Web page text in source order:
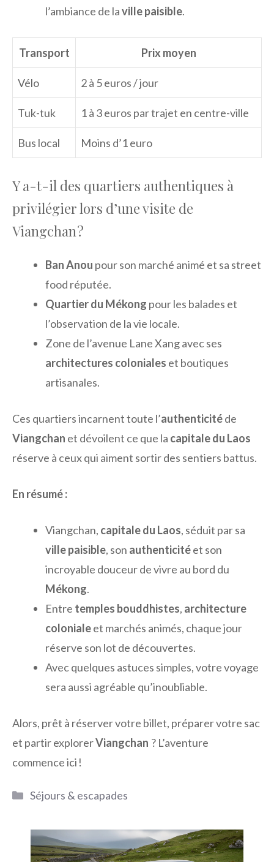
l’ambiance de laville paisible.
Transport Prix moyen
Vélo 2 à 5 euros / jour
Tuk-tuk 1 à 3 euros par trajet en centre-ville
Bus local Moins d’1 euro
Y a-t-il des quartiers authentiques à
privilégier lors d’une visite de
Viangchan ?
Ban Anou pour son marché animé et sa street
food réputée.
Quartier du Mékong pour les balades et
l’observation de la vie locale.
Zone de l’avenue Lane Xang avec ses
architectures coloniales et boutiques
artisanales.
Ces quartiers incarnent toute l’authenticitéde
Viangchan et dévoilent ce que la capitale du Laos
réserve à ceux qui aiment sortir des sentiers battus.
En résumé :
Viangchan, capitale du Laos, séduit par sa
ville paisible, son authenticitéet son
incroyable douceur de vivre au bord du
Mékong.
Entre temples bouddhistes, architecture
colonialeet marchés animés, chaque jour
réserve son lot de découvertes.
Avec quelques astuces simples, votre voyage
sera aussi agréable qu’inoubliable.
Alors, prêt à réserver votre billet, préparer votre sac
et partir explorerViangchan ? L’aventure
commence ici !
Catégories
Séjours & escapades